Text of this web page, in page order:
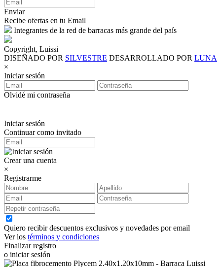
Enviar
Recibe ofertas en tu Email
Integrantes de la red de barracas más grande del país
Copyright, Luissi
DISEÑADO POR SILVESTRE DESARROLLADO POR LUNA
×
Iniciar sesión
Olvidé mi contraseña
Iniciar sesión
Continuar como invitado
Crear una cuenta
×
Registrarme
Quiero recibir descuentos exclusivos y novedades por email
Ver los términos y condiciones
Finalizar registro
o iniciar sesión